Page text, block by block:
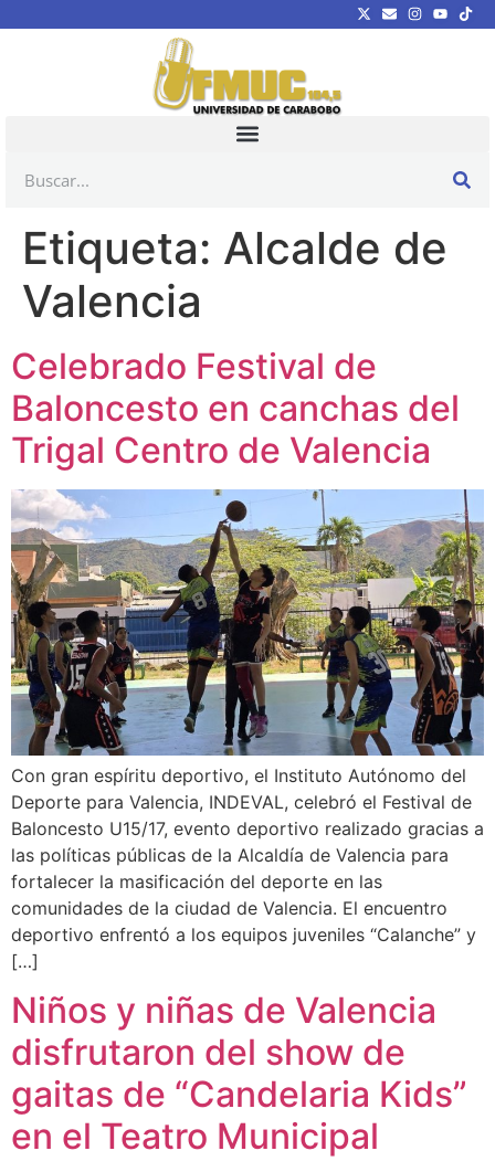
Etiqueta: Alcalde de
Valencia
Celebrado Festival de
Baloncesto en canchas del
Trigal Centro de Valencia
Con gran espíritu deportivo, el Instituto Autónomo del
Deporte para Valencia, INDEVAL, celebró el Festival de
Baloncesto U15/17, evento deportivo realizado gracias a
las políticas públicas de la Alcaldía de Valencia para
fortalecer la masificación del deporte en las
comunidades de la ciudad de Valencia. El encuentro
deportivo enfrentó a los equipos juveniles “Calanche” y
[…]
Niños y niñas de Valencia
disfrutaron del show de
gaitas de “Candelaria Kids”
en el Teatro Municipal